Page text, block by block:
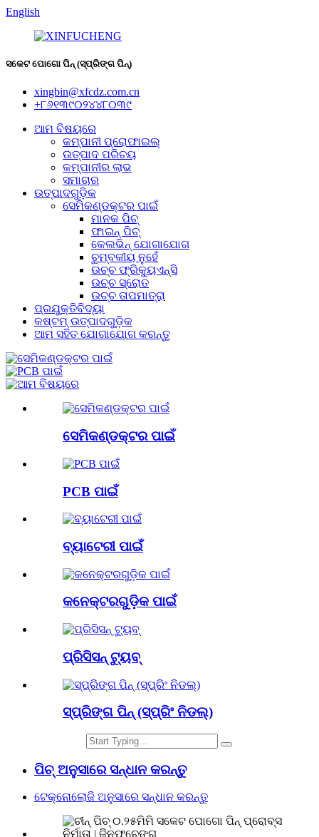
English
ସକେଟ ପୋଗୋ ପିନ୍ (ସ୍ପ୍ରିଙ୍ଗ ପିନ୍)
xingbin@xfcdz.com.cn
+୮୬୧୩୯୦୨୪୪୮୦୩୯
ଆମ ବିଷୟରେ
କମ୍ପାନୀ ପ୍ରୋଫାଇଲ୍
ଉତ୍ପାଦ ପରିଚୟ
କମ୍ପାନୀର ଲାଭ
ସମାଚାର
ଉତ୍ପାଦଗୁଡ଼ିକ
ସେମିକଣ୍ଡକ୍ଟର ପାଇଁ
ମାନକ ପିଚ୍
ଫାଇନ୍ ପିଚ୍
କେଲଭିନ୍ ଯୋଗାଯୋଗ
ଚୁମ୍ବକୀୟ ନୁହେଁ
ଉଚ୍ଚ ଫ୍ରିକ୍ୟୁଏନ୍ସି
ଉଚ୍ଚ ସ୍ରୋତ
ଉଚ୍ଚ ତାପମାତ୍ରା
ପ୍ରଯୁକ୍ତିବିଦ୍ୟା
କଷ୍ଟମ୍ ଉତ୍ପାଦଗୁଡ଼ିକ
ଆମ ସହିତ ଯୋଗାଯୋଗ କରନ୍ତୁ
ସେମିକଣ୍ଡକ୍ଟର ପାଇଁ
PCB ପାଇଁ
ବ୍ୟାଟେରୀ ପାଇଁ
କନେକ୍ଟରଗୁଡ଼ିକ ପାଇଁ
ପ୍ରିସିସନ୍ ଟ୍ୟୁବ୍
ସ୍ପ୍ରିଙ୍ଗ ପିନ୍ (ସ୍ପ୍ରିଂ ନିଡଲ୍)
ପିଚ୍ ଅନୁସାରେ ସନ୍ଧାନ କରନ୍ତୁ
ଟେକ୍ନୋଲୋଜି ଅନୁସାରେ ସନ୍ଧାନ କରନ୍ତୁ